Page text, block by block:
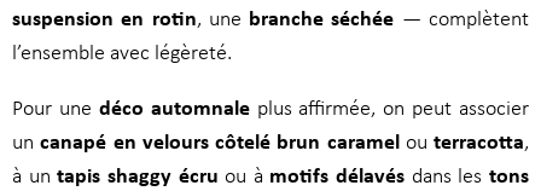
suspension en rotin, une branche séchée — complètent
l’ensemble avec légèreté.
Pour une déco automnale plus affirmée, on peut associer
uncanapé en velours côtelé brun caramel ou terracotta,
à untapis shaggy écru ou à motifs délavés dans les tons